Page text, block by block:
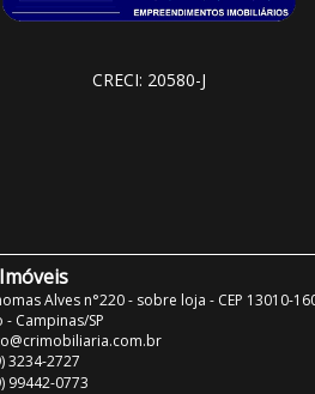
CRECI: 20580-J
Alves n°220 - sobre loja - CEP 13010-
- Campinas/SP
3234-2727
99442-0773